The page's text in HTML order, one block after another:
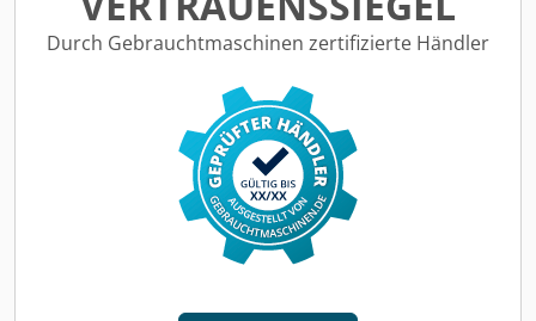
Credetpgtaspfx Abisf
Durch Gebrauchtmaschinen zertifizierte Händler